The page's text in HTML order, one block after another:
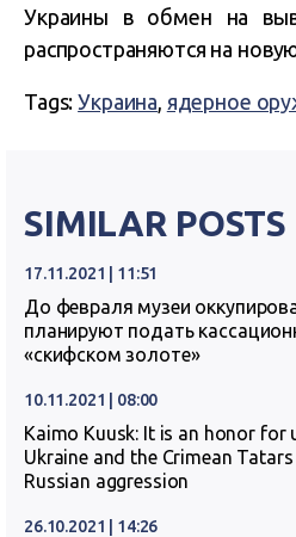
Украины в обмен на
распространяются на
Tags:Украина, ядерное
SIMILAR POSTS
17.11.2021 | 11:51
До февраля музеи
планируют подать
«скифском золоте»
10.11.2021 | 08:00
Kaimo Kuusk: It is an honor for
Ukraine and the Crimean
Russian aggression
26.10.2021 | 14:26